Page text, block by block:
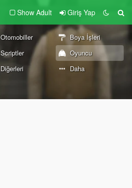
Show Adult Giriş Yap
Otomobiller
Boya İşleri
Scriptler
Oyuncu
Diğerleri Daha